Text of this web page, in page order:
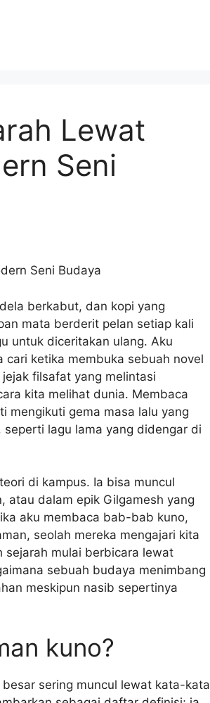
Lewat
Seni
Seni Budaya
berkabut, dan kopi yang
mata berderit pelan setiap kali
untuk diceritakan ulang. Aku
ketika membuka sebuah novel
filsafat yang melintasi
kita melihat dunia. Membaca
mengikuti gema masa lalu yang
lagu lama yang didengar di
di kampus. Ia bisa muncul
atau dalam epik Gilgamesh yang
aku membaca bab-bab kuno,
seolah mereka mengajari kita
sejarah mulai berbicara lewat
sebuah budaya menimbang
meskipun nasib sepertinya
kuno?
sering muncul lewat kata-kata